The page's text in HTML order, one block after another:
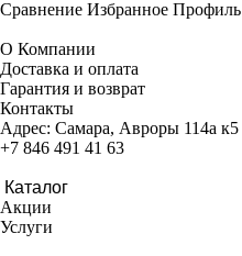
Сравнение Избранное Профиль
О Компании
Доставка и оплата
Гарантия и возврат
Контакты
Адрес: Самара, Авроры 114а к5
+7 846 491 41 63
Каталог
Акции
Услуги